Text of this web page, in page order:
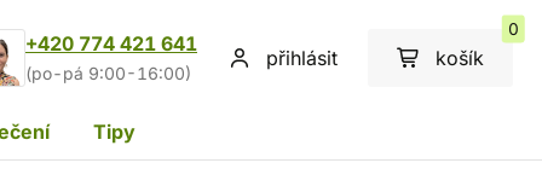
+420 774 421 641
(po-pá 9:00-16:00)
přihlásit košík
0
Tipy